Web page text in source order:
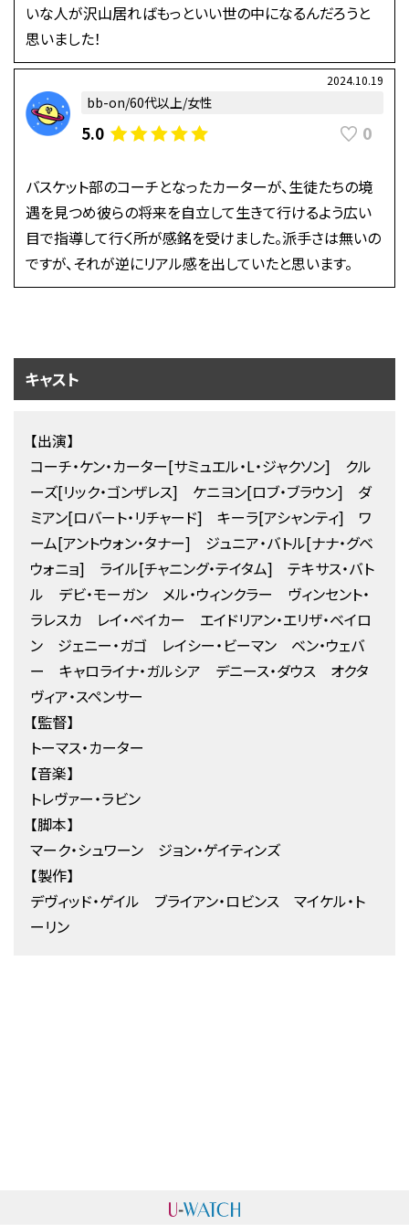
いな人が沢山居ればもっといい世の中になるんだろうと
思いました！
2024.10.19
bb-on/60代以上/女性
5.0 0
バスケット部のコーチとなったカーターが、生徒たちの境
遇を見つめ彼らの将来を自立して生きて行けるよう広い
目で指導して行く所が感銘を受けました。派手さは無いの
ですが、それが逆にリアル感を出していたと思います。
キャスト
【出演】
コーチ・ケン・カーター[サミュエル・L・ジャクソン] クル
ーズ[リック・ゴンザレス] ケニヨン[ロブ・ブラウン] ダ
ミアン[ロバート・リチャード] キーラ[アシャンティ] ワ
ーム[アントウォン・タナー] ジュニア・バトル[ナナ・グベ
ウォニョ] ライル[チャニング・テイタム] テキサス・バト
ル デビ・モーガン メル・ウィンクラー ヴィンセント・
ラレスカ レイ・ベイカー エイドリアン・エリザ・ベイロ
ン ジェニー・ガゴ レイシー・ビーマン ベン・ウェバ
ー キャロライナ・ガルシア デニース・ダウス オクタ
ヴィア・スペンサー
【監督】
トーマス・カーター
【音楽】
トレヴァー・ラビン
【脚本】
マーク・シュワーン ジョン・ゲイティンズ
【製作】
デヴィッド・ゲイル ブライアン・ロビンス マイケル・ト
ーリン